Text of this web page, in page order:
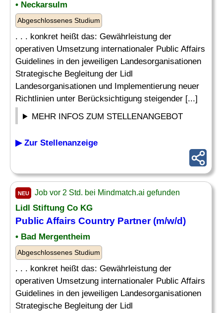
• Neckarsulm
Abgeschlossenes Studium
. . . konkret heißt das: Gewährleistung der
operativen Umsetzung internationaler Public Affairs
Guidelines in den jeweiligen Landesorganisationen
Strategische Begleitung der Lidl
Landesorganisationen und Implementierung neuer
Richtlinien unter Berücksichtigung steigender [...]
MEHR INFOS ZUM STELLENANGEBOT
▶ Zur Stellenanzeige
NEU Job vor 2 Std. bei Mindmatch.ai gefunden
Lidl Stiftung Co KG
Public Affairs Country Partner (m/w/d)
• Bad Mergentheim
Abgeschlossenes Studium
. . . konkret heißt das: Gewährleistung der
operativen Umsetzung internationaler Public Affairs
Guidelines in den jeweiligen Landesorganisationen
Strategische Begleitung der Lidl